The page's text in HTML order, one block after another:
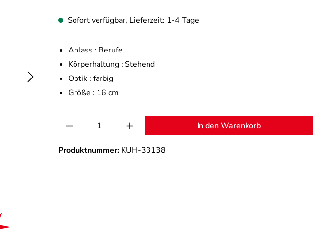
Sofort verfügbar, Lieferzeit: 1-4 Tage
Anlass : Berufe
Körperhaltung : Stehend
Optik : farbig
Größe : 16 cm
Produkt Anzahl: Gib den gewünschten Wert ein
In den Warenkorb
Produktnummer: KUH-33138